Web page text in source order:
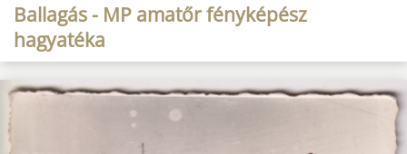
Ballagás - MP amatőr fényképész
hagyatéka